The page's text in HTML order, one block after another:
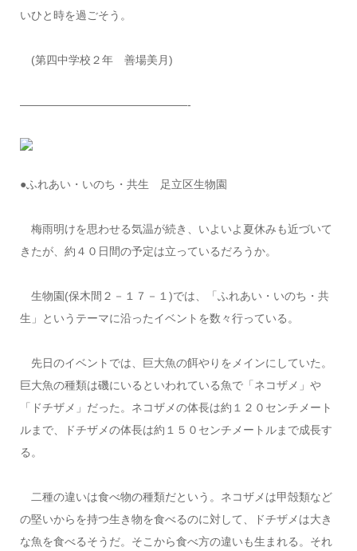
いひと時を過ごそう。
(第四中学校２年 善場美月)
———————————————-
●ふれあい・いのち・共生 足立区生物園
梅雨明けを思わせる気温が続き、いよいよ夏休みも近づいて
きたが、約４０日間の予定は立っているだろうか。
生物園(保木間２－１７－１)では、「ふれあい・いのち・共
生」というテーマに沿ったイベントを数々行っている。
先日のイベントでは、巨大魚の餌やりをメインにしていた。
巨大魚の種類は磯にいるといわれている魚で「ネコザメ」や
「ドチザメ」だった。ネコザメの体長は約１２０センチメート
ルまで、ドチザメの体長は約１５０センチメートルまで成長す
る。
二種の違いは食べ物の種類だという。ネコザメは甲殻類など
の堅いからを持つ生き物を食べるのに対して、ドチザメは大き
な魚を食べるそうだ。そこから食べ方の違いも生まれる。それ